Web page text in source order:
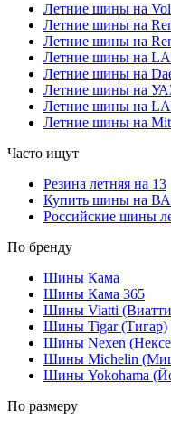
Летние шины на
Летние шины на
Летние шины на
Летние шины на
Летние шины на
Летние шины на
Летние шины на
Летние шины на
Часто ищут
Резина летняя на 13
Купить шины на
Российские шины
По бренду
Шины Кама
Шины Кама 365
Шины Viatti
Шины Tigar (Тигар)
Шины Nexen
Шины Michelin
Шины Yokohama
По размеру